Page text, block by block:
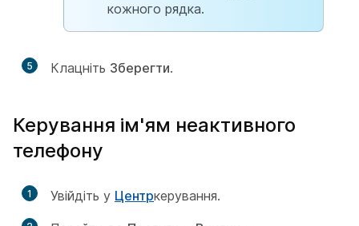
кожного рядка.
5 Клацніть Зберегти.
Керування ім'ям неактивного
телефону
1 Увійдіть у Центркерування.